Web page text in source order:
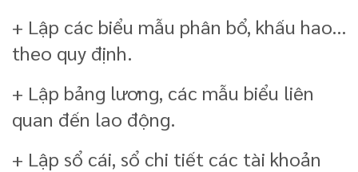
+ Lập các biểu mẫu phân bổ, khấu hao…
theo quy định.
+ Lập bảng lương, các mẫu biểu liên
quan đến lao động.
+ Lập sổ cái, sổ chi tiết các tài khoản